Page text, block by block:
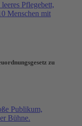
zu